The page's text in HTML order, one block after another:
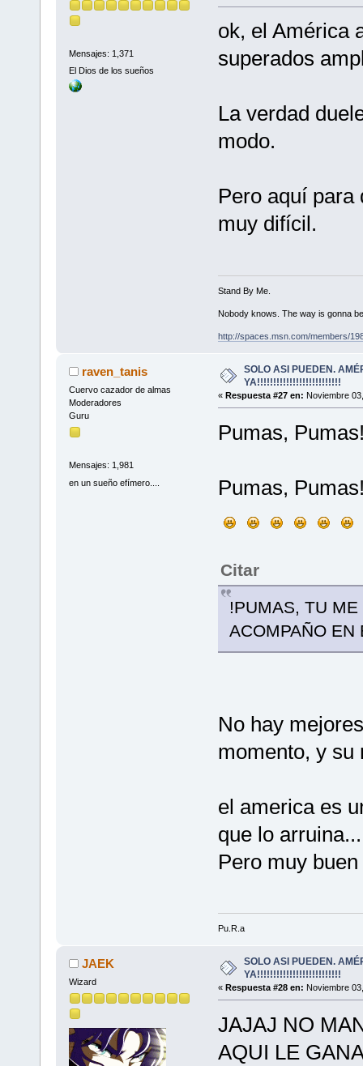
Mensajes: 1,371
El Dios de los sueños
ok, el América
superados
La verdad
modo.
Pero aquí para
muy difícil.
Stand By Me.
Nobody knows. The way is gonna
http://spaces.msn.com/members/
raven_tanis
Cuervo cazador de almas
Moderadores
Guru
Mensajes: 1,981
en un sueño efímero....
SOLO ASI PUEDEN.
YA!!!!!!!!!!!!!!!!!!!!!!!!!!
« Respuesta #27 en: Noviembre
Pumas,
Pumas,
Citar
!PUMAS, TU
ACOMPAÑO EN
No hay
momento, y
el america es
que lo
Pero muy
Pu.R.a
JAEK
Wizard
SOLO ASI PUEDEN.
YA!!!!!!!!!!!!!!!!!!!!!!!!!!
« Respuesta #28 en: Noviembre
JAJAJ NO
AQUI LE